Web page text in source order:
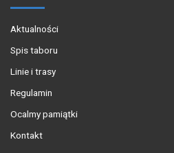
Aktualności
Spis taboru
Linie i trasy
Regulamin
Ocalmy pamiątki
Kontakt